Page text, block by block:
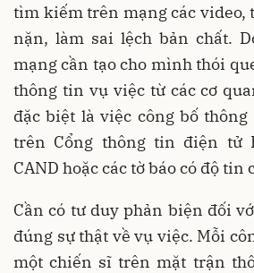
tìm kiếm trên mạng các video,
nặn, làm sai lệch bản chất.
mạng cần tạo cho mình thói
thông tin vụ việc từ các cơ
đặc biệt là việc công bố
trên Cổng thông tin điện tử
CAND hoặc các tờ báo có độ tin
Cần có tư duy phản biện đối
đúng sự thật về vụ việc. Mỗi
một chiến sĩ trên mặt trận